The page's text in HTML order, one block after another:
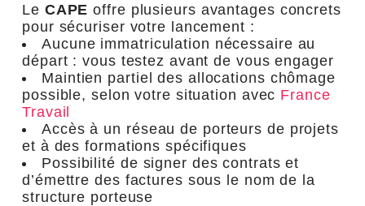
Le CAPE offre plusieurs avantages concrets
pour sécuriser votre lancement :
Aucune immatriculation nécessaire au
départ : vous testez avant de vous engager
Maintien partiel des allocations chômage
possible, selon votre situation avec France
Travail
Accès à un réseau de porteurs de projets
et à des formations spécifiques
Possibilité de signer des contrats et
d’émettre des factures sous le nom de la
structure porteuse